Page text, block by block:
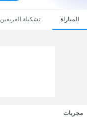
المباراة تشكيلة الفريقين
مجريات